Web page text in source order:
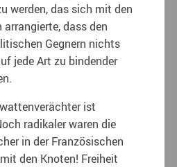
werden, das sich mit den
dass den
Gegnern nichts
jede Art zu bindender
ist
radikaler waren die
in der Französischen
den Knoten! Freiheit